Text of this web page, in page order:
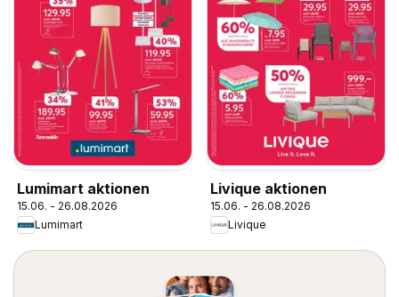
Lumimart aktionen
15.06. - 26.08.2026
Lumimart
Livique aktionen
15.06. - 26.08.2026
Livique